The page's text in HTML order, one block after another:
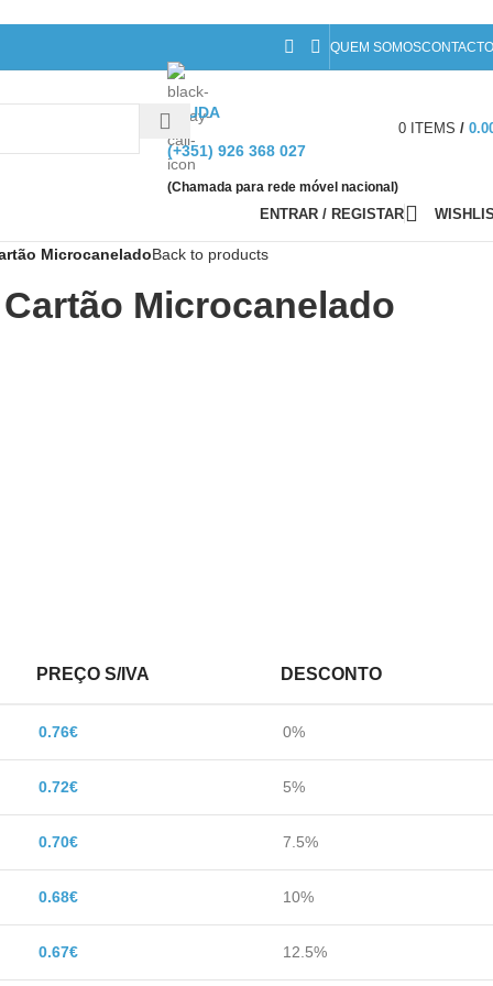
QUEM SOMOS
AJUDA
(+351) 926 368 027
(Chamada para rede móvel nacional)
0 ITEMS /
ENTRAR / REGISTAR
MicrocaneladoBack to products
Microcanelado
PREÇO S/IVA DESCONTO
0.76€ 0%
0.72€ 5%
0.70€ 7.5%
0.68€ 10%
0.67€ 12.5%